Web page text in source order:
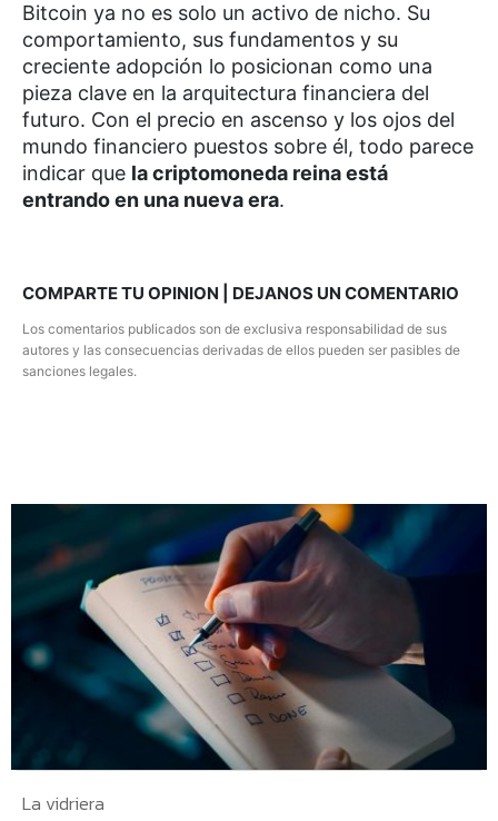
Bitcoin ya no es solo un activo de nicho. Su
comportamiento, sus fundamentos y su
creciente adopción lo posicionan como una
pieza clave en la arquitectura financiera del
futuro. Con el precio en ascenso y los ojos del
mundo financiero puestos sobre él, todo parece
indicar que la criptomoneda reina está
entrando en una nueva era.
COMPARTE TU OPINION | DEJANOS UN COMENTARIO
Los comentarios publicados son de exclusiva responsabilidad de sus
autores y las consecuencias derivadas de ellos pueden ser pasibles de
sanciones legales.
La vidriera